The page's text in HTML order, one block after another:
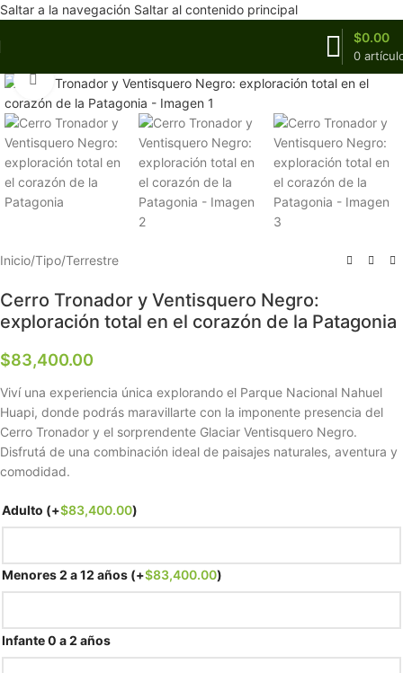
Saltar a la navegación Saltar al contenido principal
0
$0.00
Haga clic para ampliar
Inicio/Tipo/Terrestre
Cerro Tronador y Ventisquero Negro:
exploración total en el corazón de la Patagonia
$83,400.00
Viví una experiencia única explorando el Parque Nacional Nahuel
Huapi, donde podrás maravillarte con la imponente presencia del
Cerro Tronador y el sorprendente Glaciar Ventisquero Negro.
Disfrutá de una combinación ideal de paisajes naturales, aventura y
comodidad.
Adulto (+$83,400.00)
Menores 2 a 12 años (+$83,400.00)
Infante 0 a 2 años